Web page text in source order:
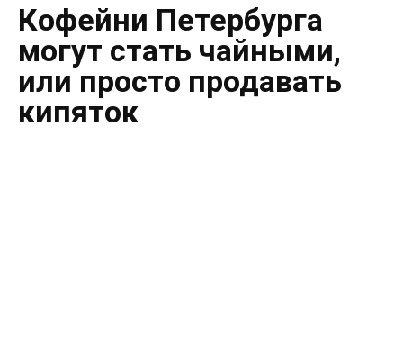
Кофейни Петербурга
могут стать чайными,
или просто продавать
кипяток